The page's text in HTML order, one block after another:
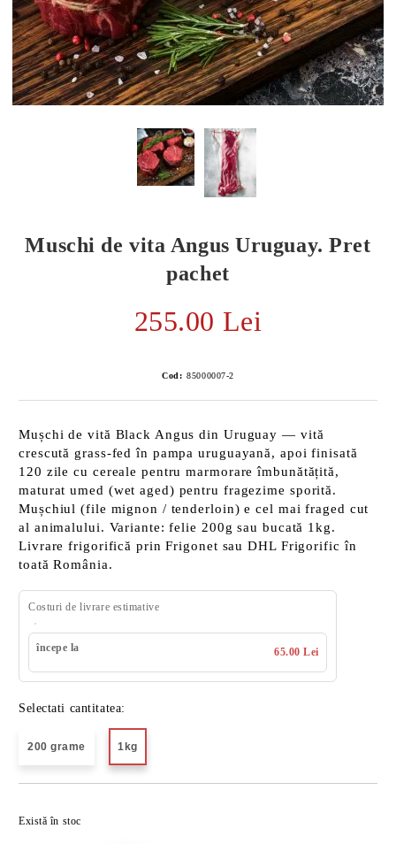
Muschi de vita Angus Uruguay. Pret
pachet
255.00 Lei
Cod: 85000007-2
Mușchi de vită Black Angus din Uruguay — vită
crescută grass-fed în pampa uruguayană, apoi finisată
120 zile cu cereale pentru marmorare îmbunătățită,
maturat umed (wet aged) pentru fragezime sporită.
Mușchiul (file mignon / tenderloin) e cel mai fraged cut
al animalului. Variante: felie 200g sau bucată 1kg.
Livrare frigorifică prin Frigonet sau DHL Frigorific în
toată România.
Costuri de livrare estimative
începe la 65.00 Lei
Selectati cantitatea:
200 grame 1kg
Există în stoc